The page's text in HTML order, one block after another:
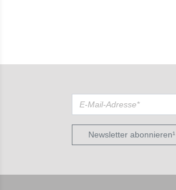
Newsletter abonnieren¹